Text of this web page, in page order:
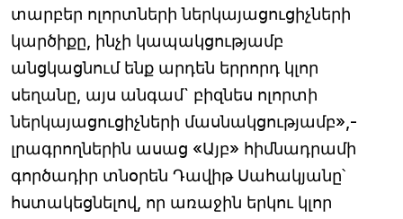
տարբեր ոլորտների ներկայացուցիչների
կարծիքը, ինչի կապակցությամբ
անցկացնում ենք արդեն երրորդ կլոր
սեղանը, այս անգամ` բիզնես ոլորտի
ներկայացուցիչների մասնակցությամբ»,-
լրագրողներին ասաց «Այբ» հիմնադրամի
գործադիր տնօրեն Դավիթ Սահակյանը՝
հստակեցնելով, որ առաջին երկու կլոր